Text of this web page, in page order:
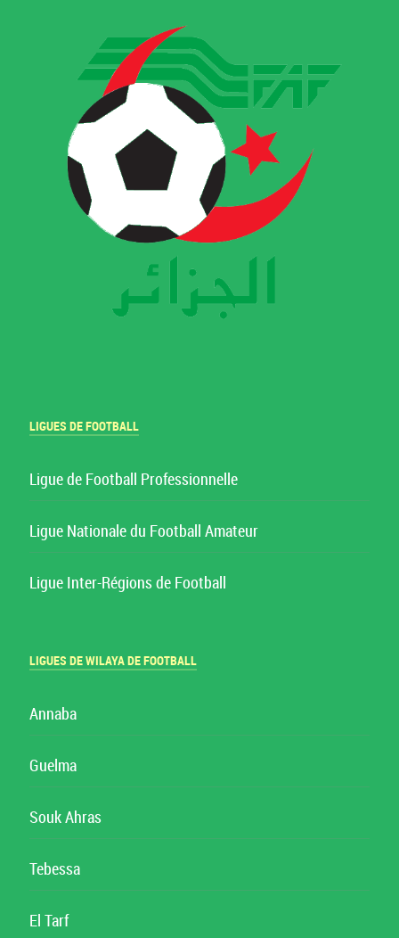
LIGUES DE FOOTBALL
Ligue de Football Professionnelle
Ligue Nationale du Football Amateur
Ligue Inter-Régions de Football
LIGUES DE WILAYA DE FOOTBALL
Annaba
Guelma
Souk Ahras
Tebessa
El Tarf